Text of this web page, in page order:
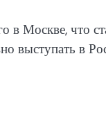
в Москве, что
выступать в